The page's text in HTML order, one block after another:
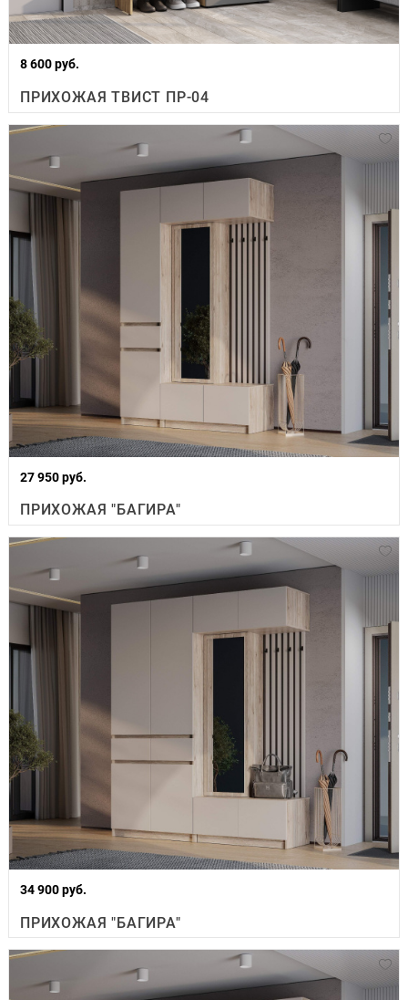
8 600 руб.
ПРИХОЖАЯ ТВИСТ ПР-04
27 950 руб.
ПРИХОЖАЯ "БАГИРА"
34 900 руб.
ПРИХОЖАЯ "БАГИРА"